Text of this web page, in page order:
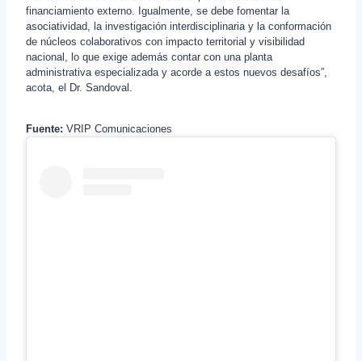
financiamiento externo. Igualmente, se debe fomentar la
asociatividad, la investigación interdisciplinaria y la conformación
de núcleos colaborativos con impacto territorial y visibilidad
nacional, lo que exige además contar con una planta
administrativa especializada y acorde a estos nuevos desafíos”,
acota, el Dr. Sandoval.
Fuente: VRIP Comunicaciones